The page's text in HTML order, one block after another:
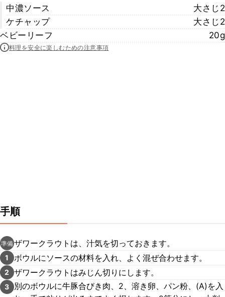
中濃ソース
大さじ2
ケチャップ
大さじ2
ベビーリーフ
20g
料理を安全に楽しむための注意事項
手順
準備ザワークラウトは、汁気を切っておきます。
1 ボウルにソースの材料を入れ、よく混ぜ合わせます。
2 ザワークラウトはみじん切りにします。
3
別のボウルに牛豚合びき肉、2、溶き卵、パン粉、(A)を入